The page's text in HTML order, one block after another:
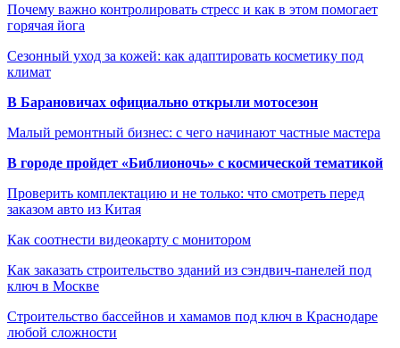
Почему важно контролировать стресс и как в этом помогает
горячая йога
Сезонный уход за кожей: как адаптировать косметику под
климат
В Барановичах официально открыли мотосезон
Малый ремонтный бизнес: с чего начинают частные мастера
В городе пройдет «Библионочь» с космической тематикой
Проверить комплектацию и не только: что смотреть перед
заказом авто из Китая
Как соотнести видеокарту с монитором
Как заказать строительство зданий из сэндвич-панелей под
ключ в Москве
Строительство бассейнов и хамамов под ключ в Краснодаре
любой сложности